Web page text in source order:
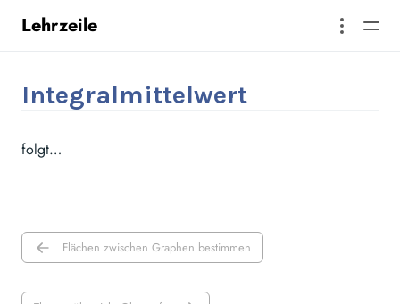
Lehrzeile
Integralmittelwert
folgt…
Flächen zwischen Graphen bestimmen